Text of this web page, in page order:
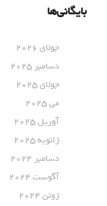
بایگانی‌ها
جولای 2026
دسامبر 2025
جولای 2025
می 2025
آوریل 2025
ژانویه 2025
دسامبر 2024
آگوست 2024
ژوئن 2024